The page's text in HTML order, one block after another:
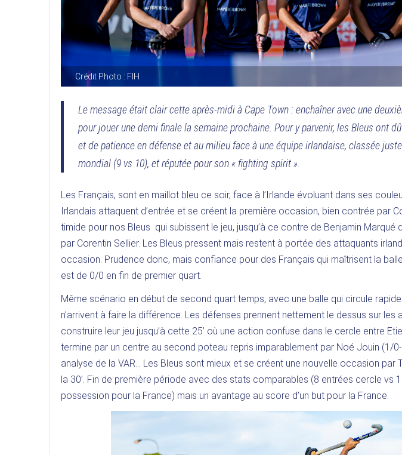
Crédit Photo : FIH
Le message était clair cette après-midi à Cape Town : enchaîner avec une
pour jouer une demi finale la semaine prochaine. Pour y parvenir, les Bleus ont
et de patience en défense et au milieu face à une équipe irlandaise, classée
mondial (9 vs 10), et réputée pour son « fighting spirit ».
Les Français, sont en maillot bleu ce soir, face à l’Irlande évoluant dans ses
Irlandais attaquent d’entrée et se créent la première occasion, bien contrée par
timide pour nos Bleus qui subissent le jeu, jusqu’à ce contre de Benjamin
par Corentin Sellier. Les Bleus pressent mais restent à portée des attaquants
occasion. Prudence donc, mais confiance pour des Français qui maîtrisent la
est de 0/0 en fin de premier quart.
Même scénario en début de second quart temps, avec une balle qui circule
n’arrivent à faire la différence. Les défenses prennent nettement le dessus sur
construire leur jeu jusqu’à cette 25’ où une action confuse dans le cercle entre
termine par un centre au second poteau repris imparablement par Noé Jouin (1/
analyse de la VAR… Les Bleus sont mieux et se créent une nouvelle occasion par
la 30’. Fin de première période avec des stats comparables (8 entrées cercle vs
possession pour la France) mais un avantage au score d’un but pour la France.